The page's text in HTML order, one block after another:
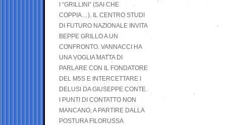
I “GRILLINI” (SAI CHE
COPPIA…). IL CENTRO STUDI
DI FUTURO NAZIONALE INVITA
BEPPE GRILLO A UN
CONFRONTO. VANNACCI HA
UNA VOGLIA MATTA DI
PARLARE CON IL FONDATORE
DEL M5S E INTERCETTARE I
DELUSI DA GIUSEPPE CONTE.
I PUNTI DI CONTATTO NON
MANCANO, A PARTIRE DALLA
POSTURA FILORUSSA